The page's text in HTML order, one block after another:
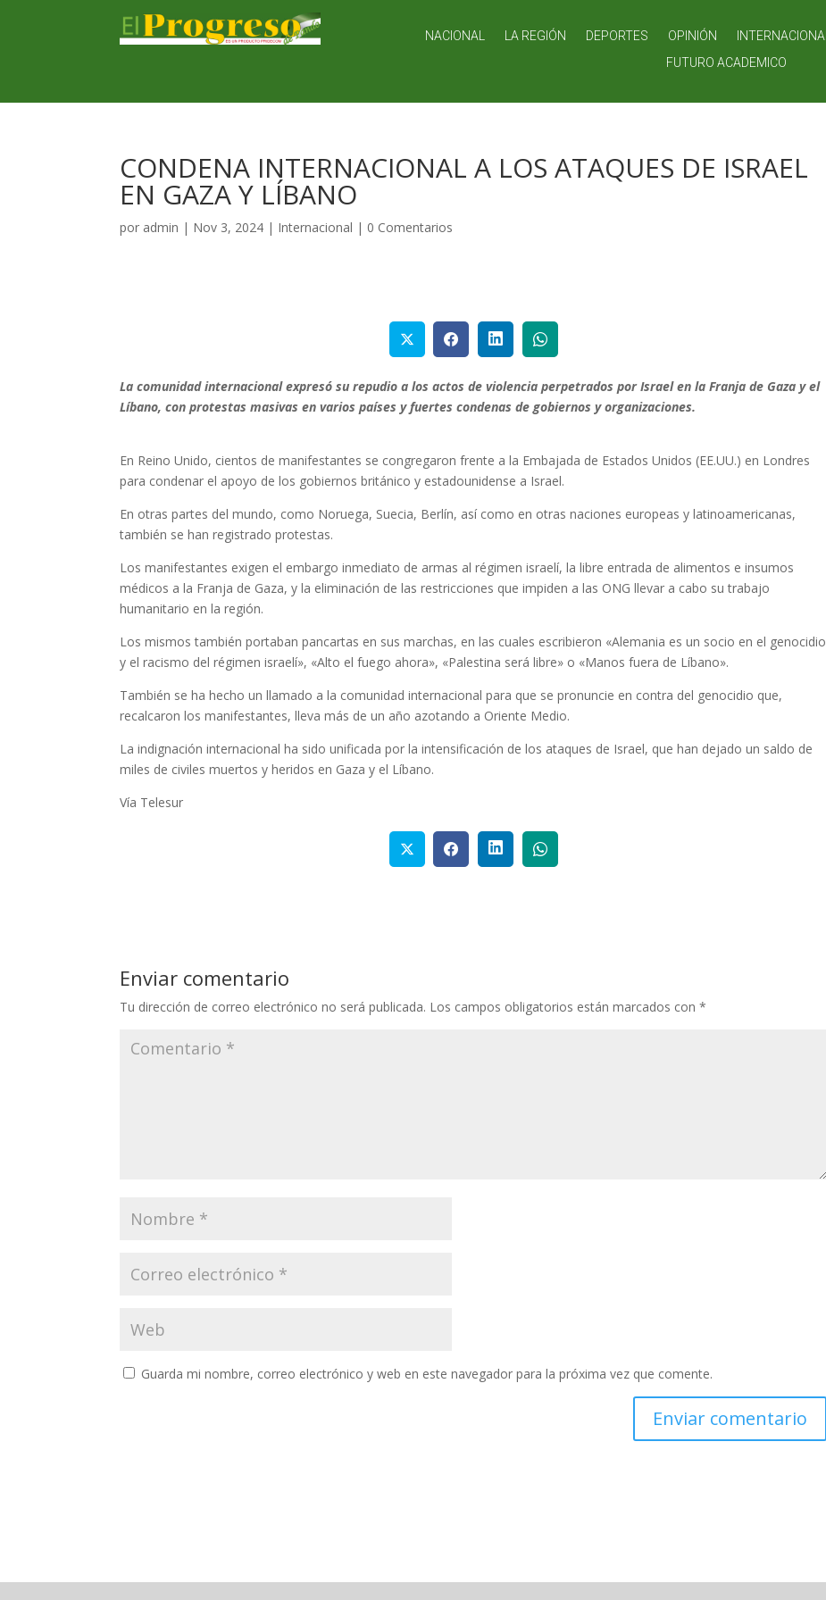
NACIONAL LA REGIÓN DEPORTES OPINIÓN INTERNACIONAL
FUTURO ACADEMICO
CONDENA INTERNACIONAL A LOS ATAQUES DE ISRAEL
EN GAZA Y LÍBANO
por admin | Nov 3, 2024 | Internacional | 0 Comentarios
La comunidad internacional expresó su repudio a los actos de violencia perpetrados por Israel en la Franja de Gaza y el
Líbano, con protestas masivas en varios países y fuertes condenas de gobiernos y organizaciones.
En Reino Unido, cientos de manifestantes se congregaron frente a la Embajada de Estados Unidos (EE.UU.) en Londres
para condenar el apoyo de los gobiernos británico y estadounidense a Israel.
En otras partes del mundo, como Noruega, Suecia, Berlín, así como en otras naciones europeas y latinoamericanas,
también se han registrado protestas.
Los manifestantes exigen el embargo inmediato de armas al régimen israelí, la libre entrada de alimentos e insumos
médicos a la Franja de Gaza, y la eliminación de las restricciones que impiden a las ONG llevar a cabo su trabajo
humanitario en la región.
Los mismos también portaban pancartas en sus marchas, en las cuales escribieron «Alemania es un socio en el genocidio
y el racismo del régimen israelí», «Alto el fuego ahora», «Palestina será libre» o «Manos fuera de Líbano».
También se ha hecho un llamado a la comunidad internacional para que se pronuncie en contra del genocidio que,
recalcaron los manifestantes, lleva más de un año azotando a Oriente Medio.
La indignación internacional ha sido unificada por la intensificación de los ataques de Israel, que han dejado un saldo de
miles de civiles muertos y heridos en Gaza y el Líbano.
Vía Telesur
Enviar comentario
Tu dirección de correo electrónico no será publicada. Los campos obligatorios están marcados con*
Guarda mi nombre, correo electrónico y web en este navegador para la próxima vez que comente.